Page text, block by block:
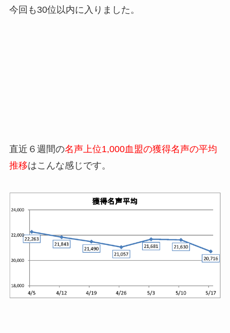
今回も30位以内に入りました。
直近６週間の名声上位1,000血盟の獲得名声の平均
推移はこんな感じです。